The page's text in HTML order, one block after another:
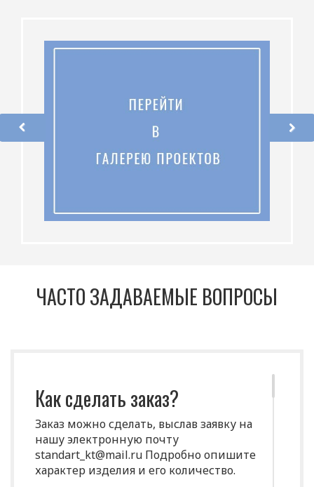
ЧАСТО ЗАДАВАЕМЫЕ ВОПРОСЫ
Как сделать заказ?
Заказ можно сделать, выслав заявку на
нашу электронную почту
standart_kt@mail.ru Подробно опишите
характер изделия и его количество.